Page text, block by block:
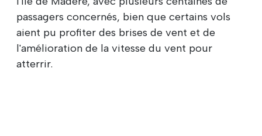
passagers concernés, bien que certains vols
aient pu profiter des brises de vent et de
l'amélioration de la vitesse du vent pour
atterrir.